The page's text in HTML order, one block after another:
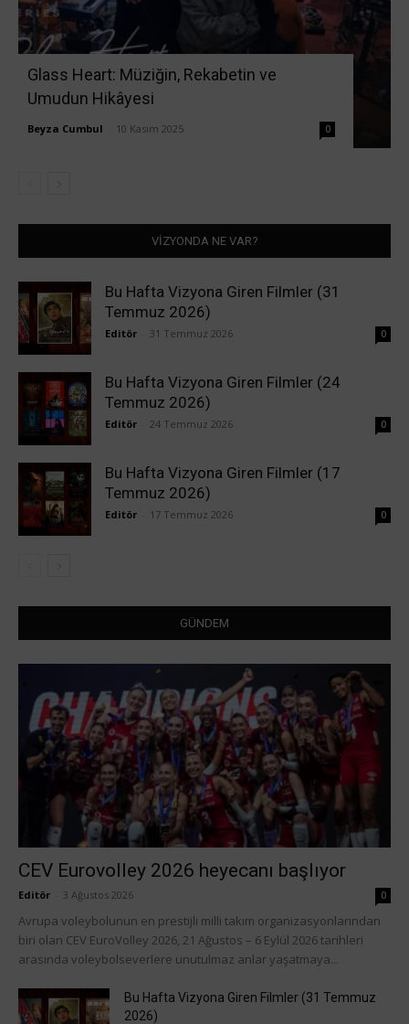
Glass Heart: Müziğin, Rekabetin ve
Umudun Hikâyesi
Beyza Cumbul 10 Kasım 2025 0
VİZYONDA NE VAR?
Bu Hafta Vizyona Giren Filmler (31
Temmuz 2026)
Editör 31 Temmuz 2026 0
Bu Hafta Vizyona Giren Filmler (24
Temmuz 2026)
Editör 24 Temmuz 2026 0
Bu Hafta Vizyona Giren Filmler (17
Temmuz 2026)
Editör 17 Temmuz 2026 0
GÜNDEM
CEV Eurovolley 2026 heyecanı başlıyor
Editör 3 Ağustos 2026 0
Avrupa voleybolunun en prestijli milli takım organizasyonlarından
biri olan CEV EuroVolley 2026, 21 Ağustos – 6 Eylül 2026 tarihleri
arasında voleybolseverlere unutulmaz anlar yaşatmaya...
Bu Hafta Vizyona Giren Filmler (31 Temmuz
2026)